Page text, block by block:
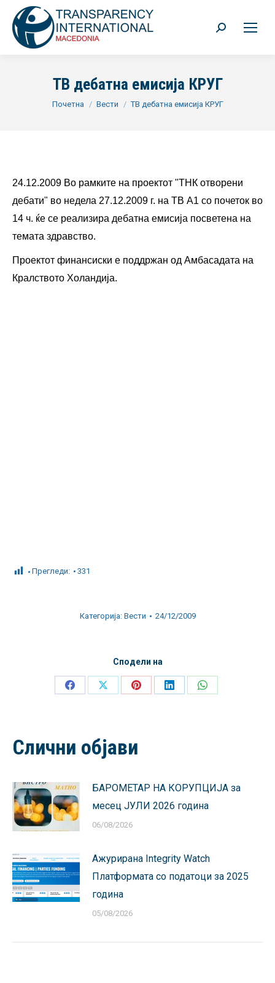
Search:
ТВ дебатна емисија КРУГ
You are here:
Почетна Вести ТВ дебатна емисија КРУГ
24.12.2009 Во рамките на проектот "ТНК отворени
дебати" во недела 27.12.2009 г. на ТВ А1 со почеток во
14 ч. ќе се реализира дебатна емисија посветена на
темата здравство.
Проектот финансиски е поддржан од Амбасадата на
Кралството Холандија.
Прегледи: 331
Категорија: Вести 24/12/2009
Сподели на
Share
Share
Share
Share
Share
Слични објави
БАРОМЕТАР НА КОРУПЦИЈА за
месец ЈУЛИ 2026 година
06/08/2026
Ажурирана Integrity Watch
Платформата со податоци за 2025
година
05/08/2026